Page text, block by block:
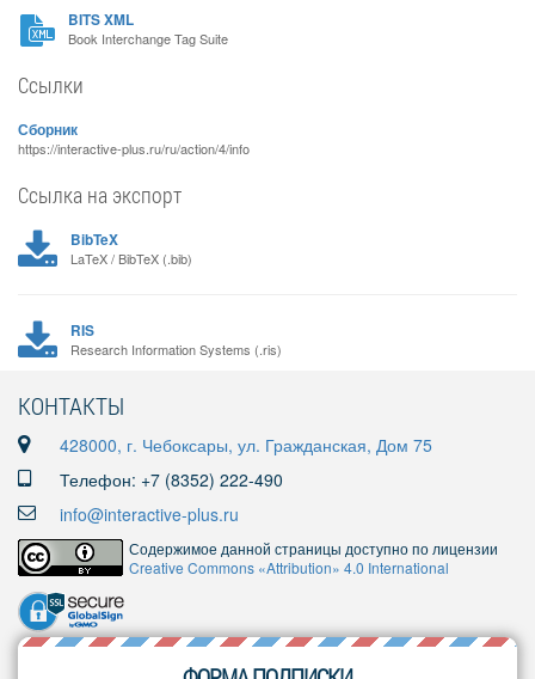
BITS XML
Book Interchange Tag Suite
Ссылки
Сборник
https://interactive-plus.ru/ru/action/4/info
Ссылка на экспорт
BibTeX
LaTeX / BibTeX (.bib)
RIS
Research Information Systems (.ris)
КОНТАКТЫ
428000, г. Чебоксары, ул. Гражданская, Дом 75
Телефон: +7 (8352) 222-490
info@interactive-plus.ru
Содержимое данной страницы доступно по лицензии
Creative Commons «Attribution» 4.0 International